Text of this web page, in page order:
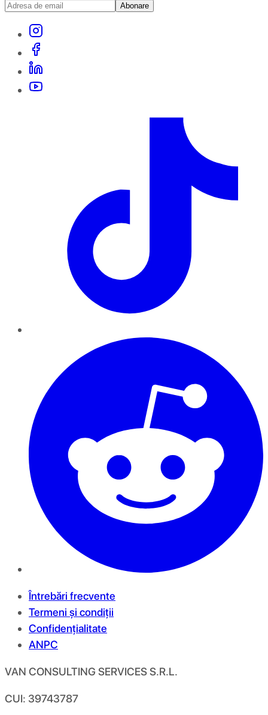
Abonare
Întrebări frecvente
Termeni și condiții
Confidențialitate
ANPC
VAN CONSULTING SERVICES S.R.L.
CUI: 39743787